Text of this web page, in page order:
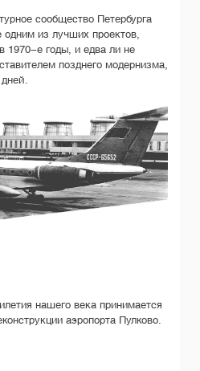
сообщество Петербурга
одним из лучших проектов,
1970-е годы, и едва ли не
позднего модернизма,
нашего века принимается
аэропорта Пулково.